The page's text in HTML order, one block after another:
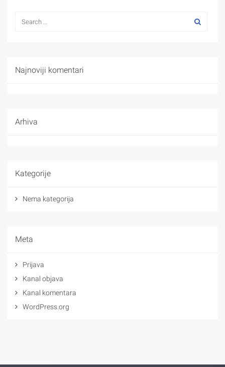
Najnoviji komentari
Arhiva
Kategorije
Nema kategorija
Meta
Prijava
Kanal objava
Kanal komentara
WordPress.org